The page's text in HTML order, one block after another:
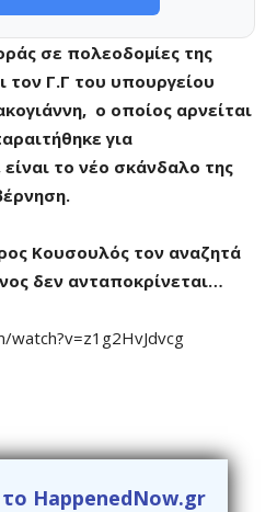
σε πολεοδομίες της
τον Γ.Γ του υπουργείου
ο οποίος αρνείται
για
το νέο σκάνδαλο της
Κουσουλός τον αναζητά
δεν ανταποκρίνεται…
το HappenedNow.gr